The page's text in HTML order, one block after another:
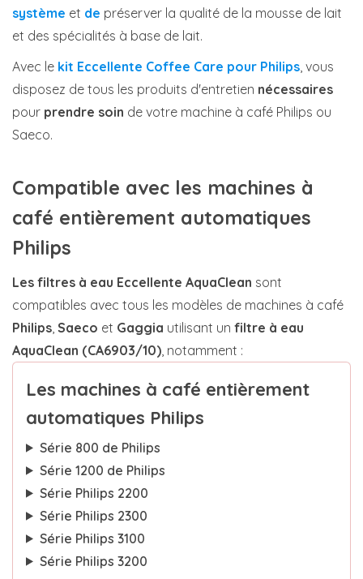
système et de préserver la qualité de la mousse de lait
et des spécialités à base de lait.
Avec le kit Eccellente Coffee Care pour Philips, vous
disposez de tous les produits d'entretien nécessaires
pour prendre soin de votre machine à café Philips ou
Saeco.
Compatible avec les machines à
café entièrement automatiques
Philips
Les filtres à eau Eccellente AquaClean sont
compatibles avec tous les modèles de machines à café
Philips, Saeco et Gaggia utilisant un filtre à eau
AquaClean (CA6903/10), notamment :
Les machines à café entièrement
automatiques Philips
Série 800 de Philips
Série 1200 de Philips
Série Philips 2200
Série Philips 2300
Série Philips 3100
Série Philips 3200